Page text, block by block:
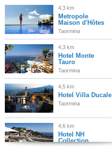
4,3 km
Metropole
Maison d'Hôtes
Taormina
4,3 km
Hotel Monte
Tauro
Taormina
4,5 km
Hotel Villa Ducale
Taormina
4,6 km
Hotel NH
Collection
Taormina